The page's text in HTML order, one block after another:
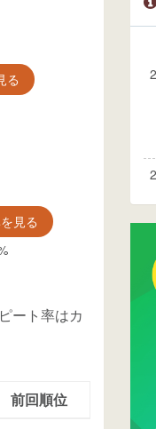
る
見る
ート率はカ
前回順位